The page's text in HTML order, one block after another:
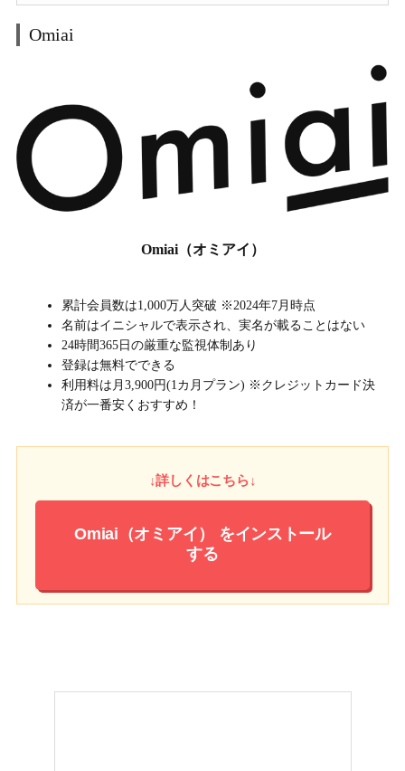
Omiai
Omiai（オミアイ）
累計会員数は1,000万人突破 ※2024年7月時点
名前はイニシャルで表示され、実名が載ることはない
24時間365日の厳重な監視体制あり
登録は無料でできる
利用料は月3,900円(1カ月プラン) ※クレジットカード決
済が一番安くおすすめ！
↓詳しくはこちら↓
Omiai（オミアイ）
をインストール
する